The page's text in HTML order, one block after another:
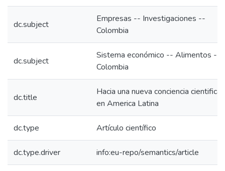
dc.subject
Empresas -- Investigaciones --
Colombia
dc.subject
Sistema económico -- Alimentos --
Colombia
dc.title
Hacia una nueva conciencia cientifica
en America Latina
dc.type Artículo científico
dc.type.driver info:eu-repo/semantics/article